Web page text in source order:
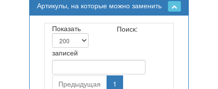
Артикулы, на которые можно заменить
Показать
записей
Поиск:
Предыдущая
1